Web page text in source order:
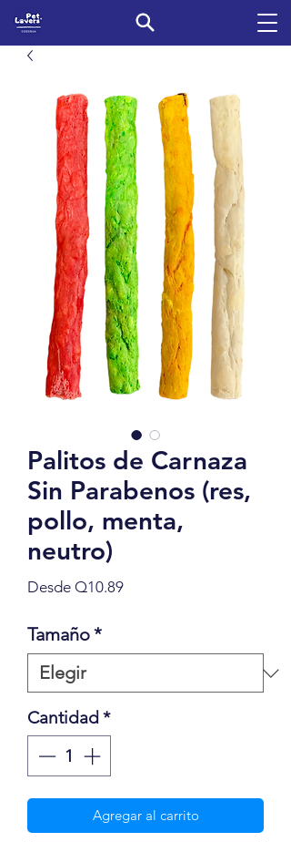
Palitos de Carnaza
Sin Parabenos (res,
pollo, menta,
neutro)
Desde Q10.89Precio de oferta
Tamaño*
Cantidad *
Agregar al carrito